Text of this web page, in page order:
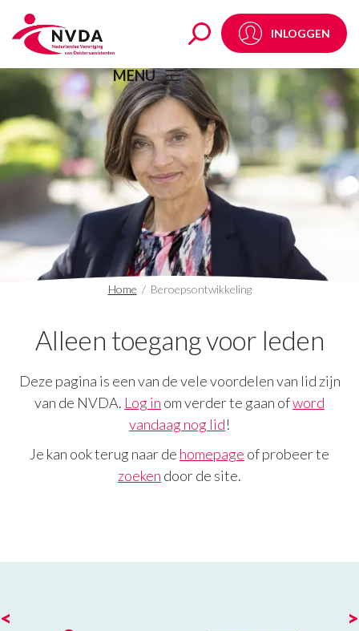
Beroepsontwikkeling
INLOGGEN
MENU
Home / Beroepsontwikkeling
Alleen toegang voor leden
Deze pagina is een van de vele voordelen van lid zijn
van de NVDA. Log in om verder te gaan ofword
vandaag nog lid!
Je kan ook terug naar de homepage of probeer te
zoeken door de site.
< >